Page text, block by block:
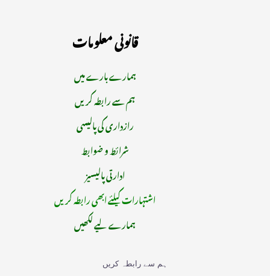
قانونی معلومات
ہمارے بارے میں
ہم سے رابطہ کریں
رازداری کی پالیسی
شرائط و ضوابط
ادارتی پالیسیز
اشتہارات کیلئے ابھی رابطہ کریں
ہمارے لیے لکھیں
ہم سے رابطہ کریں